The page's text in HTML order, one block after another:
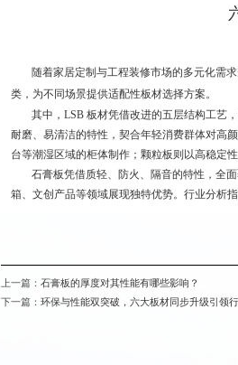
随着家居定制与工程装修市场的多元化需
类，为不同场景提供适配性板材选择方案。
其中，LSB 板材凭借改进的五层结构工艺
耐磨、易清洁的特性，契合年轻消费群体对高
台等潮湿区域的柜体制作；颗粒板则以高稳定
石膏板凭借质轻、防火、隔音的特性，全
箱、文创产品等领域展现独特优势。行业分析
上一篇： 石膏板的厚度对其性能有哪些影响？
下一篇： 环保与性能双突破，六大板材同步升级引领